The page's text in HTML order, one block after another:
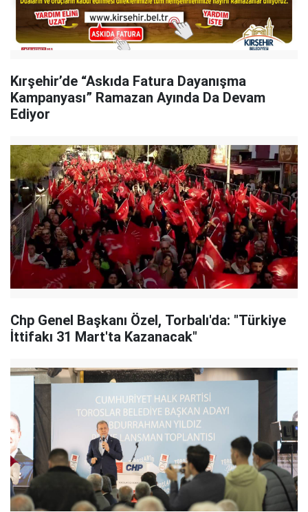
Kırşehir’de “Askıda Fatura Dayanışma
Kampanyası” Ramazan Ayında Da Devam
Ediyor
Chp Genel Başkanı Özel, Torbalı'da: "Türkiye
İttifakı 31 Mart'ta Kazanacak"